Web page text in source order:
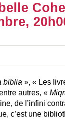
biblia », « Les
autres, «
de l’infini
c’est une